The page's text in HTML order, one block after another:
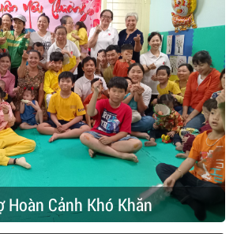
Hoàn Cảnh Khó Khăn